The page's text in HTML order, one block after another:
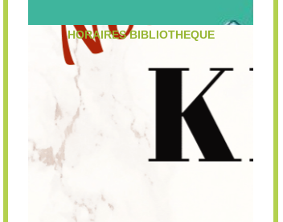
HORAIRES BIBLIOTHEQUE